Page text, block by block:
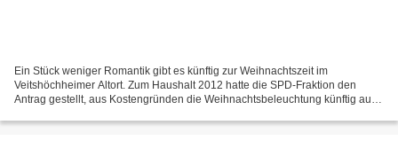
Ein Stück weniger Romantik gibt es künftig zur Weihnachtszeit im
Veitshöchheimer Altort. Zum Haushalt 2012 hatte die SPD-Fraktion den
Antrag gestellt, aus Kostengründen die Weihnachtsbeleuchtung künftig auf